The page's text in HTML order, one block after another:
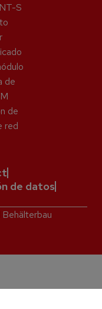
S
de
de
red
de datos